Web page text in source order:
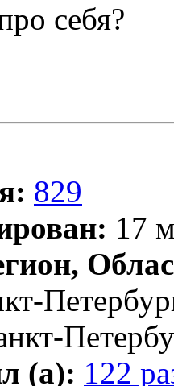
себя?
829
17
(а): 122